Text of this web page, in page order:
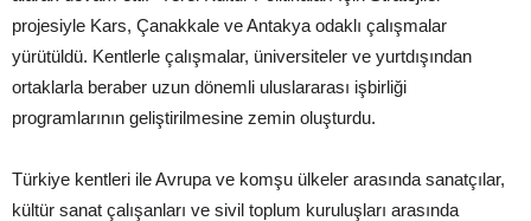
projesiyle Kars, Çanakkale ve Antakya odaklı çalışmalar
yürütüldü. Kentlerle çalışmalar, üniversiteler ve yurtdışından
ortaklarla beraber uzun dönemli uluslararası işbirliği
programlarının geliştirilmesine zemin oluşturdu.
Türkiye kentleri ile Avrupa ve komşu ülkeler arasında sanatçılar,
kültür sanat çalışanları ve sivil toplum kuruluşları arasında